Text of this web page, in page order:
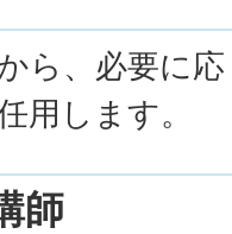
ら、必要に
用します。
師